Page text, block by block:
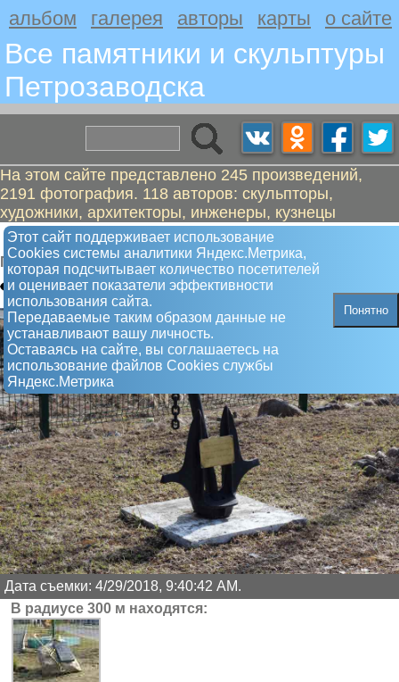
альбом галерея авторы карты о сайте
Все памятники и скульптуры
Петрозаводскa
На этом сайте представлено 245 произведений,
2191 фотография. 118 авторов: скульпторы,
художники, архитекторы, инженеры, кузнецы
Этот сайт поддерживает использование
Сookies системы аналитики Яндекс.Метрика,
которая подсчитывает количество посетителей
и оценивает показатели эффективности
использования сайта.
Передаваемые таким образом данные не
устанавливают вашу личность.
Оставаясь на сайте, вы соглашаетесь на
использование файлов Сookies службы
Яндекс.Метрика
Понятно
Водолазной службе Карелии
Памятный знак
Дата съемки: 4/29/2018, 9:40:42 AM.
В радиусе 300 м находятся: